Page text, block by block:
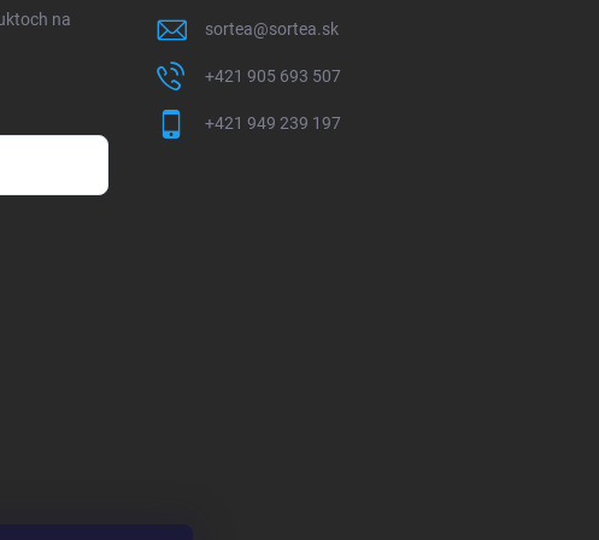
na
sortea@sortea.sk
+421 905 693 507
+421 949 239 197